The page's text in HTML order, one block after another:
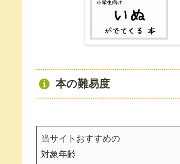
本の難易度
当サイトおすすめの
対象年齢